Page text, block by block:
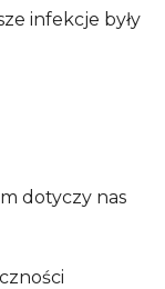
infekcje były
dotyczy nas